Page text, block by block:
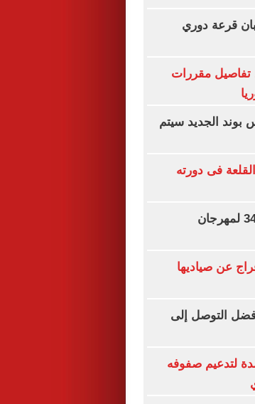
قرعة دوري
تفاصيل مقررات
بوند الجديد سيتم
فى دورته
تفاصيل تحضيرات الدورة الـ34 لمهرجان
عن صياديها
التوصل إلى
لتدعيم صفوفه